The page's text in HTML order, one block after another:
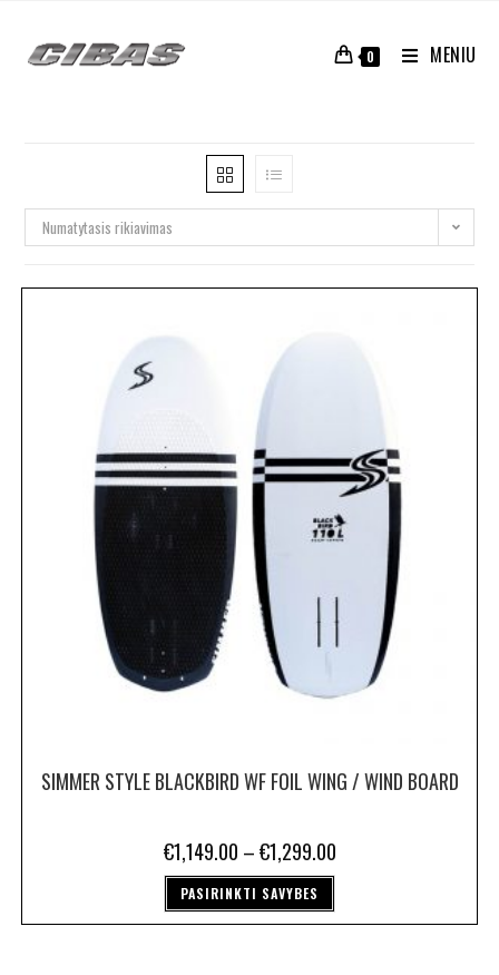
0 MENIU
Numatytasis rikiavimas
SIMMER STYLE BLACKBIRD WF FOIL WING / WIND BOARD
€1,149.00 –€1,299.00
PASIRINKTI SAVYBES